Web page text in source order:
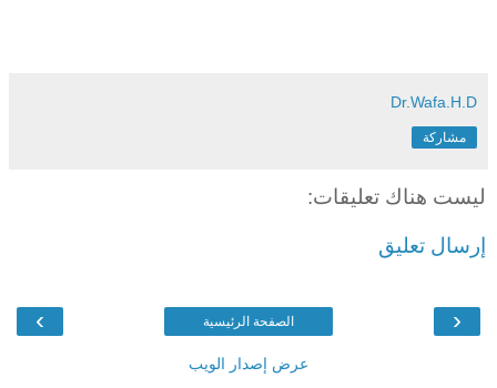
Dr.Wafa.H.D
مشاركة
ليست هناك تعليقات:
إرسال تعليق
‹
› الصفحة الرئيسية
عرض إصدار الويب